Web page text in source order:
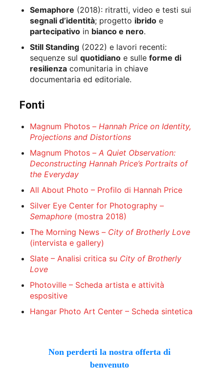
Semaphore (2018): ritratti, video e testi sui
segnali d’identità; progetto ibrido e
partecipativo in bianco e nero.
Still Standing (2022) e lavori recenti:
sequenze sul quotidiano e sulle forme di
resilienza comunitaria in chiave
documentaria ed editoriale.
Fonti
Magnum Photos – Hannah Price on Identity,
Projections and Distortions
Magnum Photos – A Quiet Observation:
Deconstructing Hannah Price’s Portraits of
the Everyday
All About Photo – Profilo di Hannah Price
Silver Eye Center for Photography –
Semaphore (mostra 2018)
The Morning News – City of Brotherly Love
(intervista e gallery)
Slate – Analisi critica su City of Brotherly
Love
Photoville – Scheda artista e attività
espositive
Hangar Photo Art Center – Scheda sintetica
Non perderti la nostra offerta di
benvenuto